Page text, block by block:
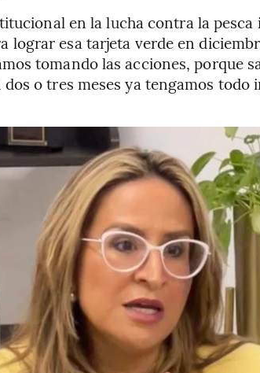
en la lucha contra la pesca
lograr esa tarjeta verde en
tomando las acciones, porque
o tres meses ya tengamos todo